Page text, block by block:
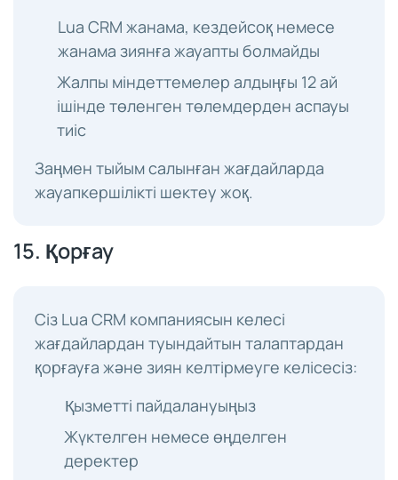
Lua CRM жанама, кездейсоқ немесе
жанама зиянға жауапты болмайды
Жалпы міндеттемелер алдыңғы 12 ай
ішінде төленген төлемдерден аспауы
тиіс
Заңмен тыйым салынған жағдайларда
жауапкершілікті шектеу жоқ.
15. Қорғау
Сіз Lua CRM компаниясын келесі
жағдайлардан туындайтын талаптардан
қорғауға және зиян келтірмеуге келісесіз:
Қызметті пайдалануыңыз
Жүктелген немесе өңделген
деректер